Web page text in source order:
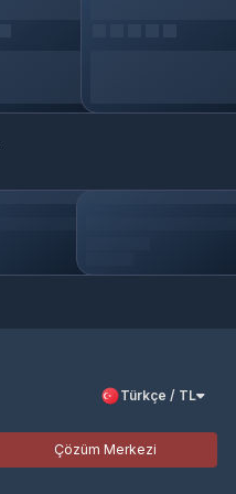
Türkçe / TL
Çözüm Merkezi